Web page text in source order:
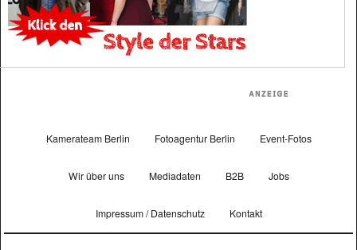
Kamerateam Berlin Fotoagentur Berlin Event-Fotos
Wir über uns Mediadaten B2B Jobs
Impressum / Datenschutz Kontakt